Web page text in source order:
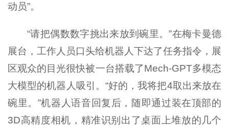
动员”。
“请把偶数数字挑出来放到碗里。”在梅卡曼德
展台，工作人员口头给机器人下达了任务指令，展
区观众的目光很快被一台搭载了Mech-GPT多模态
大模型的机器人吸引。“好的，我将把4取出来放在
碗里。”机器人语音回复后，随即通过装在顶部的
3D高精度相机，精准识别出了桌面上堆放的几个